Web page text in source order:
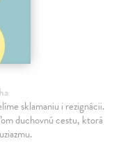
sklamaniu i rezignácii.
duchovnú cestu, ktorá